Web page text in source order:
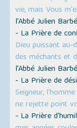
vie, mais Vous
l’Abbé Julien Barbé
- La Prière de
Dieu puissant au-
des méchants et
l’Abbé Julien Barbé
- La Prière de
Seigneur,
ne rejette point
- La Prière